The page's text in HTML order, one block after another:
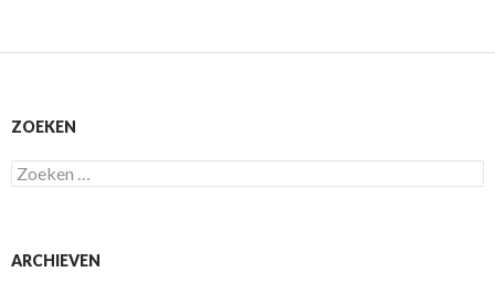
ZOEKEN
Zoeken
naar:
ARCHIEVEN